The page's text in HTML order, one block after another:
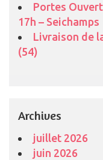
Portes
17h – Seichamps
Livraison de
(54)
Archives
juillet 2026
juin 2026